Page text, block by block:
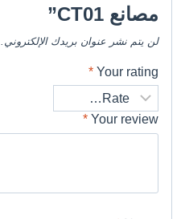
مصانع CT01”
لن يتم نشر عنوان بريدك الإلكتروني.
Your rating
*
Your review
*